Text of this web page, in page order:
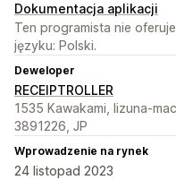
Dokumentacja aplikacji
Ten programista nie
języku: Polski.
Deweloper
RECEIPTROLLER
1535 Kawakami, Iizuna-
3891226, JP
Wprowadzenie na rynek
24 listopad 2023